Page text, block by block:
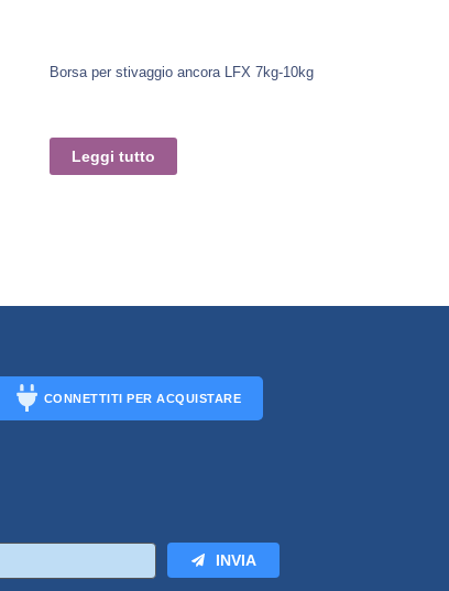
Borsa per stivaggio ancora LFX 7kg-10kg
Leggi tutto
CONNETTITI PER ACQUISTARE
INVIA